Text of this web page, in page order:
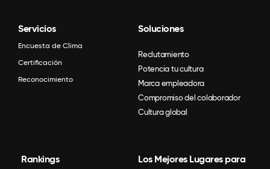
Servicios
Encuesta de Clima
Certificación
Reconocimiento
Soluciones
Reclutamiento
Potencia tu cultura
Marca empleadora
Compromiso del colaborador
Cultura global
Rankings
Los Mejores Lugares para